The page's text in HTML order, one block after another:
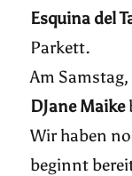
Esquina del
Parkett.
Am
DJane Maike
Wir haben
beginnt